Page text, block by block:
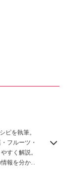
ピを執筆。
フルーツ・
すく解説。
報を分かり